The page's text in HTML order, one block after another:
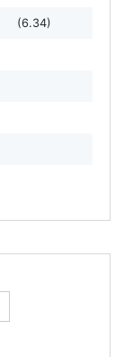
(6.34)